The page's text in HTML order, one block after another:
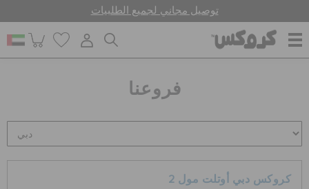
توصيل مجاني لجميع الطلبيات
للرجال
أطفال
فروعنا
كروكس دبي أوتلت مول 2